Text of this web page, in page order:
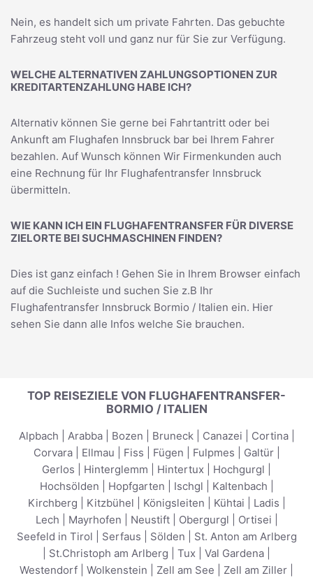
Nein, es handelt sich um private Fahrten. Das gebuchte
Fahrzeug steht voll und ganz nur für Sie zur Verfügung.
WELCHE ALTERNATIVEN ZAHLUNGSOPTIONEN ZUR
KREDITARTENZAHLUNG HABE ICH?
Alternativ können Sie gerne bei Fahrtantritt oder bei
Ankunft am Flughafen Innsbruck bar bei Ihrem Fahrer
bezahlen. Auf Wunsch können Wir Firmenkunden auch
eine Rechnung für Ihr Flughafentransfer Innsbruck
übermitteln.
WIE KANN ICH EIN FLUGHAFENTRANSFER FÜR DIVERSE
ZIELORTE BEI SUCHMASCHINEN FINDEN?
Dies ist ganz einfach ! Gehen Sie in Ihrem Browser einfach
auf die Suchleiste und suchen Sie z.B Ihr
Flughafentransfer Innsbruck Bormio / Italien ein. Hier
sehen Sie dann alle Infos welche Sie brauchen.
TOP REISEZIELE VON FLUGHAFENTRANSFER-
BORMIO / ITALIEN
Alpbach Arabba| Bozen Bruneck Canazei Cortina|
Corvara| Ellmau Fiss Fügen Fulpmes Galtür|
Gerlos
Hinterglemm Hintertux Hochgurgl
Hochsölden
Hopfgarten Ischgl Kaltenbach
Kirchberg
Kitzbühel Königsleiten Kühtai Ladis
Lech
Mayrhofen Neustift| Obergurgl Ortisei
Seefeld in Tirol
Serfaus Sölden
St. Anton am Arlberg
St.Christoph am Arlberg Tux Val Gardena
Westendorf
Wolkenstein Zell am See Zell am Ziller